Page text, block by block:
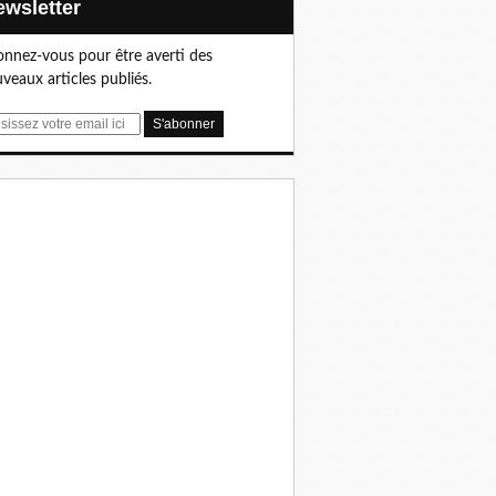
vous pour être averti des
articles publiés.